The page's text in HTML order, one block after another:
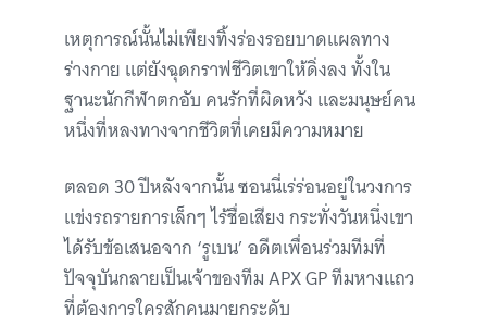
เหตุการณ์นั้นไม่เพียงทิ้งร่องรอยบาดแผลทาง
ร่างกาย แต่ยังฉุดกราฟชีวิตเขาให้ดิ่งลง ทั้งใน
ฐานะนักกีฬาตกอับ คนรักที่ผิดหวัง และมนุษย์คน
หนึ่งที่หลงทางจากชีวิตที่เคยมีความหมาย
ตลอด 30 ปีหลังจากนั้น ซอนนี่เร่ร่อนอยู่ในวงการ
แข่งรถรายการเล็กๆ ไร้ชื่อเสียง กระทั่งวันหนึ่งเขา
ได้รับข้อเสนอจาก ‘รูเบน’ อดีตเพื่อนร่วมทีมที่
ปัจจุบันกลายเป็นเจ้าของทีม APX GP ทีมหางแถว
ที่ต้องการใครสักคนมายกระดับ